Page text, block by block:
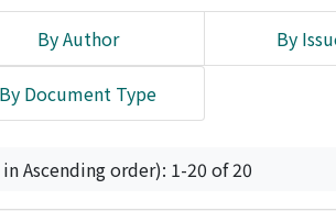
By Author By
By Document Type
Ascending order): 1-20 of 20